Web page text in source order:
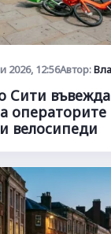
2026, 12:56Автор:
Сити
операторите
велосипеди